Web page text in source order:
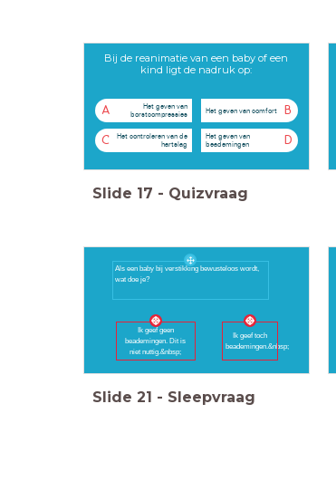
Bij de reanimatie van een baby of een
kind ligt de nadruk op:
A
Het geven van
borstcompressies
B
Het geven van comfort
C
Het controleren van de
hartslag
D
Het geven van
beademingen
Slide 17 - Quizvraag
Als een baby bij verstikking bewusteloos wordt,
wat doe je?
Ik geef toch
beademingen.&nbsp;
Ik geef geen
beademingen. Dit is
niet nuttig.&nbsp;
Slide 21 - Sleepvraag